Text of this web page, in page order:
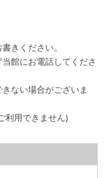
きください。
館にお電話してくださ
ない場合がございま
利用できません)